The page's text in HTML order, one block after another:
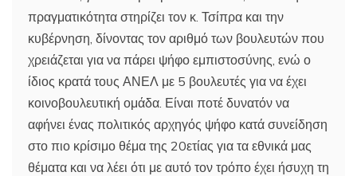
πραγματικότητα στηρίζει τον κ. Τσίπρα και την
κυβέρνηση, δίνοντας τον αριθμό των βουλευτών που
χρειάζεται για να πάρει ψήφο εμπιστοσύνης, ενώ ο
ίδιος κρατά τους ΑΝΕΛ με 5 βουλευτές για να έχει
κοινοβουλευτική ομάδα. Είναι ποτέ δυνατόν να
αφήνει ένας πολιτικός αρχηγός ψήφο κατά συνείδηση
στο πιο κρίσιμο θέμα της 20ετίας για τα εθνικά μας
θέματα και να λέει ότι με αυτό τον τρόπο έχει ήσυχη τη